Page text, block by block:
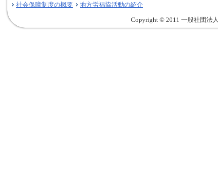
社会保障制度の概要
地方労福協活動の紹介
Copyright © 2011 一般社団法